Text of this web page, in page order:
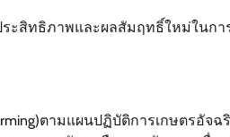
ระสิทธิภาพและผลสัมฤทธิ์ใหม่ในก
ตามแผนปฏิบัติการเกษตรอัจ